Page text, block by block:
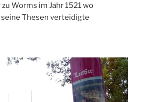
Worms im Jahr 1521 wo
Thesen verteidigte